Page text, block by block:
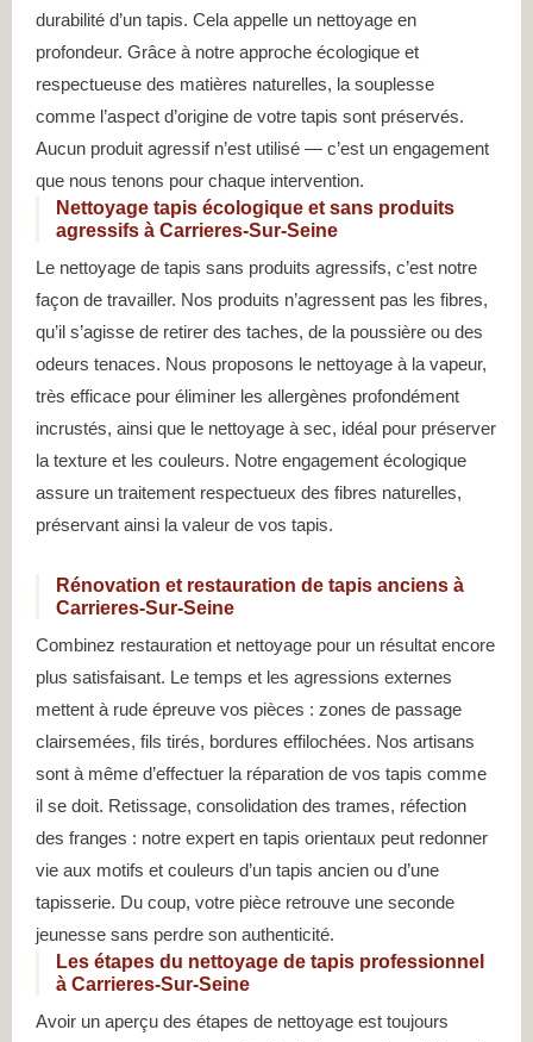
durabilité d’un tapis. Cela appelle un nettoyage en
profondeur. Grâce à notre approche écologique et
respectueuse des matières naturelles, la souplesse
comme l’aspect d’origine de votre tapis sont préservés.
Aucun produit agressif n’est utilisé — c’est un engagement
que nous tenons pour chaque intervention.
Nettoyage tapis écologique et sans produits
agressifs à Carrieres-Sur-Seine
Le nettoyage de tapis sans produits agressifs, c’est notre
façon de travailler. Nos produits n’agressent pas les fibres,
qu’il s’agisse de retirer des taches, de la poussière ou des
odeurs tenaces. Nous proposons le nettoyage à la vapeur,
très efficace pour éliminer les allergènes profondément
incrustés, ainsi que le nettoyage à sec, idéal pour préserver
la texture et les couleurs. Notre engagement écologique
assure un traitement respectueux des fibres naturelles,
préservant ainsi la valeur de vos tapis.
Rénovation et restauration de tapis anciens à
Carrieres-Sur-Seine
Combinez restauration et nettoyage pour un résultat encore
plus satisfaisant. Le temps et les agressions externes
mettent à rude épreuve vos pièces : zones de passage
clairsemées, fils tirés, bordures effilochées. Nos artisans
sont à même d’effectuer la réparation de vos tapis comme
il se doit. Retissage, consolidation des trames, réfection
des franges : notre expert en tapis orientaux peut redonner
vie aux motifs et couleurs d’un tapis ancien ou d’une
tapisserie. Du coup, votre pièce retrouve une seconde
jeunesse sans perdre son authenticité.
Les étapes du nettoyage de tapis professionnel
à Carrieres-Sur-Seine
Avoir un aperçu des étapes de nettoyage est toujours